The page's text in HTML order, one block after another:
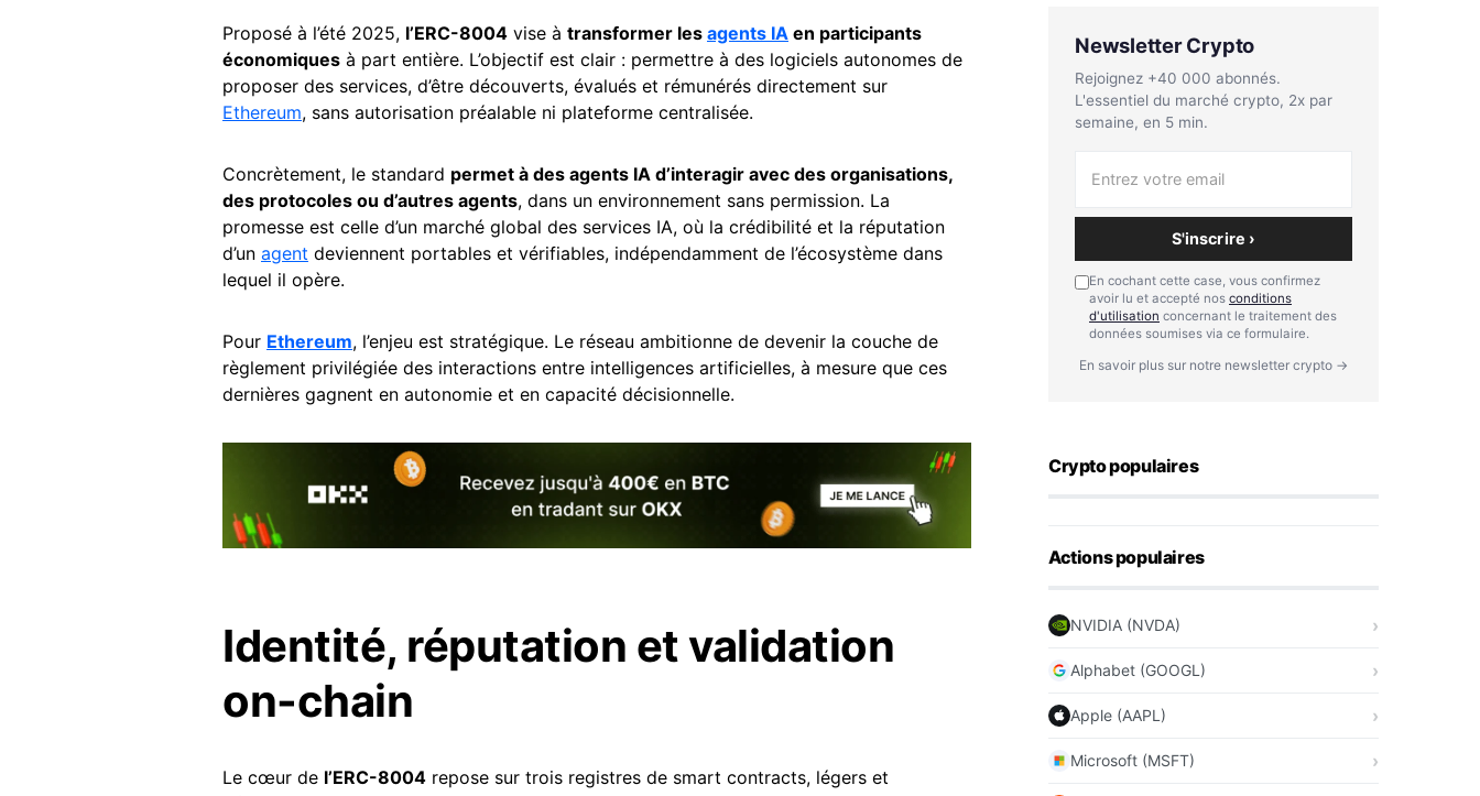
Proposé à l’été 2025, l’ERC-8004 vise à transformer les agents IA en participants
économiques à part entière. L’objectif est clair : permettre à des logiciels autonomes de
proposer des services, d’être découverts, évalués et rémunérés directement sur
Ethereum, sans autorisation préalable ni plateforme centralisée.
Concrètement, le standard permet à des agents IA d’interagir avec des organisations,
des protocoles ou d’autres agents, dans un environnement sans permission. La
promesse est celle d’un marché global des services IA, où la crédibilité et la réputation
d’un agent deviennent portables et vérifiables, indépendamment de l’écosystème dans
lequel il opère.
Pour Ethereum, l’enjeu est stratégique. Le réseau ambitionne de devenir la couche de
règlement privilégiée des interactions entre intelligences artificielles, à mesure que ces
dernières gagnent en autonomie et en capacité décisionnelle.
Identité, réputation et validation
on-chain
Le cœur de l’ERC-8004 repose sur trois registres de smart contracts, légers et
Newsletter Crypto
Rejoignez +40 000 abonnés.
L'essentiel du marché crypto, 2x par
semaine, en 5 min.
S'inscrire ›
En cochant cette case, vous confirmez
avoir lu et accepté nos conditions
d'utilisation concernant le traitement des
données soumises via ce formulaire.
En savoir plus sur notre newsletter crypto →
Crypto populaires
Actions populaires
NVIDIA (NVDA)
Alphabet (GOOGL)
Apple (AAPL)
Microsoft (MSFT)